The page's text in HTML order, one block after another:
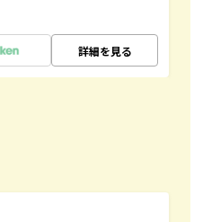
詳細を見る